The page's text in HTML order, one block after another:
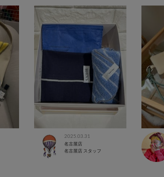
2025.03.31
名古屋店
名古屋店 スタッフ